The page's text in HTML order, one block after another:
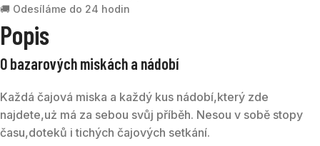
🚚 Odesíláme do 24 hodin
Popis
O bazarových miskách a nádobí
Každá čajová miska a každý kus nádobí,který zde
najdete,uż má za sebou svůj příběh. Nesou v sobě stopy
času,doteků i tichých čajových setkání.